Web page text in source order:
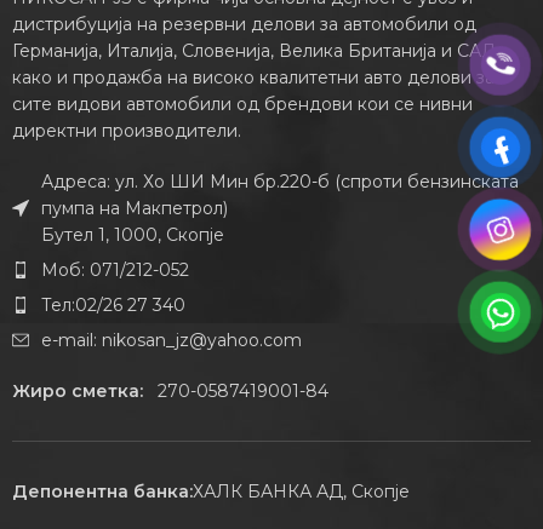
дистрибуција на резервни делови за автомобили од
Германија, Италија, Словенија, Велика Британија и САД,
како и продажба на високо квалитетни авто делови за
сите видови автомобили од брендови кои се нивни
директни производители.
Адреса: ул. Хо ШИ Мин бр.220-б (спроти бензинската
пумпа на Макпетрол)
Бутел 1, 1000, Скопје
Моб: 071/212-052
Тел:02/26 27 340
e-mail: nikosan_jz@yahoo.com
Жиро сметка:270-0587419001-84
Депонентна банка:ХАЛК БАНКА АД, Скопје